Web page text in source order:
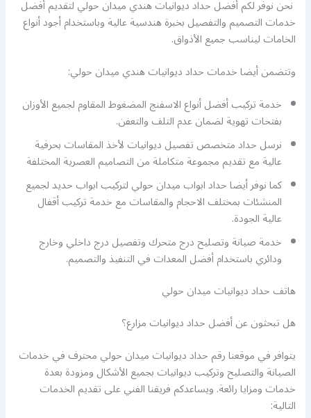
نحن نوفر لكم أفضل حداد ديوانيات هندي ميدان حولي لتقديم أفضل
خدمات التصميم والتفصيل بخبرة هندسية عالية وباستخدام أجود أنواع
الخامات ليناسب جميع الأذواق.
وتتضمن أيضا خدمات حداد ديوانيات هندي ميدان حولي:
خدمة تركيب أفضل أنواع الاسفنج المضغوط المقاوم لجميع الأوزان
بفتحات تهوية لضمان عدم التلف والتعفن.
نرسل حداد متخصص تفصيل ديوانيات لأخذ المقاسات بحرفية
عالية مع تقديم مجموعة متكاملة من التصاميم العصرية المختلفة
كما نوفر أيضا حداد ابواب ميدان حولي لتركيب ابواب حديد لجميع
المنشئات بمختلف الاحجام والمقاسات مع خدمة تركيب أقفال
عالية الجودة.
خدمة صيانة وتصليح درج متحرك وتفصيل درج داخلي وخارج
ودائري باستخدام أفضل المعدات في التنفيذ والتصميم.
هاتف حداد ديوانيات ميدان حولي
هل تبحثون عن أفضل حداد ديوانيات مزارع؟
يتوافر في موقعنا رقم حداد ديوانيات ميدان حولي محترف في خدمات
الصيانة والتصليح وتركيب ديوانيات بجميع الأشكال ومزودة بعدة
خدمات ومزايا رائعة. ويساعدكم فريقنا الفني على تقديم الخدمات
التالية: